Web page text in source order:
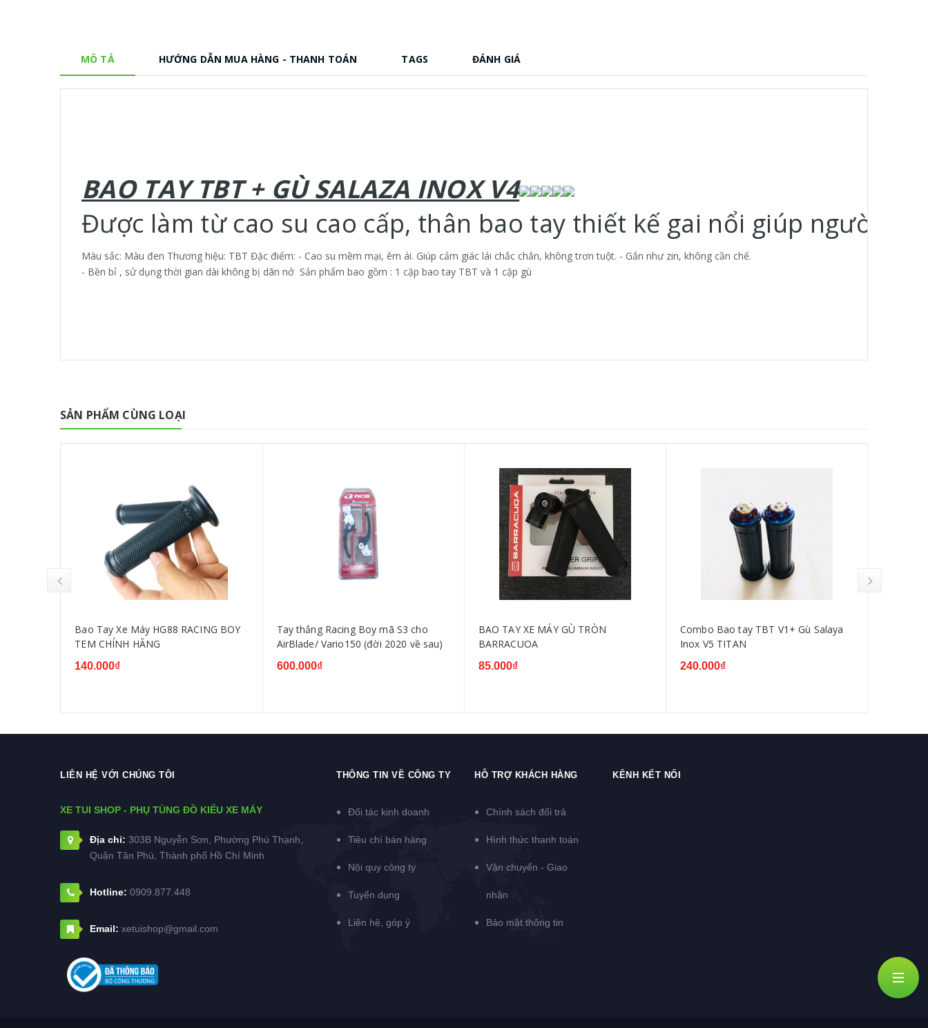
MÔ TẢ HƯỚNG DẪN MUA HÀNG - THANH TOÁN TAGS ĐÁNH GIÁ
BAO TAY TBT + GÙ SALAZA INOX V4
Được làm từ cao su cao cấp, thân bao tay thiết kế gai nổi giúp người
Màu sắc: Màu đen Thương hiệu: TBT Đặc điểm: - Cao su mềm mại, êm ái. Giúp cảm giác lái chắc chắn, không trơn tuột. - Gắn như zin, không cần chế.
- Bền bỉ , sử dụng thời gian dài không bị dãn nở Sản phẩm bao gồm : 1 cặp bao tay TBT và 1 cặp gù
SẢN PHẨM CÙNG LOẠI
Bao Tay Xe Máy HG88 RACING BOY
TEM CHÍNH HÃNG
140.000₫
Tay thắng Racing Boy mã S3 cho
AirBlade/ Vario150 (đời 2020 về sau)
600.000₫
BAO TAY XE MÁY GÙ TRÒN
BARRACUOA
85.000₫
Combo Bao tay TBT V1+ Gù Salaya
Inox V5 TITAN
240.000₫
LIÊN HỆ VỚI CHÚNG TÔI
XE TUI SHOP - PHỤ TÙNG ĐỒ KIỂU XE MÁY
Địa chỉ: 303B Nguyễn Sơn, Phường Phú Thạnh,
Quận Tân Phú, Thành phố Hồ Chí Minh
Hotline: 0909.877.448
Email: xetuishop@gmail.com
THÔNG TIN VỀ CÔNG TY
Đối tác kinh doanh
Tiêu chí bán hàng
Nội quy công ty
Tuyển dụng
Liên hệ, góp ý
HỖ TRỢ KHÁCH HÀNG
Chính sách đổi trả
Hình thức thanh toán
Vận chuyển - Giao
nhận
Bảo mật thông tin
KÊNH KẾT NỐI